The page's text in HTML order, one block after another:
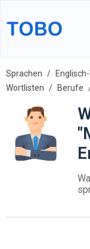
Sprachen
Wortlisten
Berufe